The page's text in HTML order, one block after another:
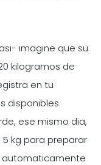
imagine que su
kilogramos de
en tu
disponibles
ese mismo dia,
kg para preparar
automaticamente